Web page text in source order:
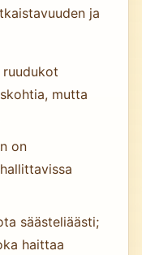
ja
ruudukot
mutta
on
säästeliäästi;
haittaa